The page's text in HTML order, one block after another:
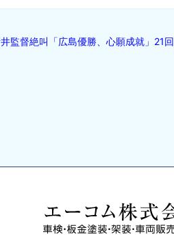
監督絶叫「広島優勝、心願成就」21